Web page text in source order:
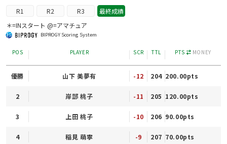
R1 R2 R3 最終成績
BIPROGY Scoring System
＊=INスタート @=アマチュア
POS PLAYER SCR TTL PTS MONEY
優勝 山下 美夢有 -12 204 200.00pts
2 岸部 桃子 -11 205 120.00pts
3 上田 桃子 -10 206 90.00pts
4 稲見 萌寧 -9 207 70.00pts